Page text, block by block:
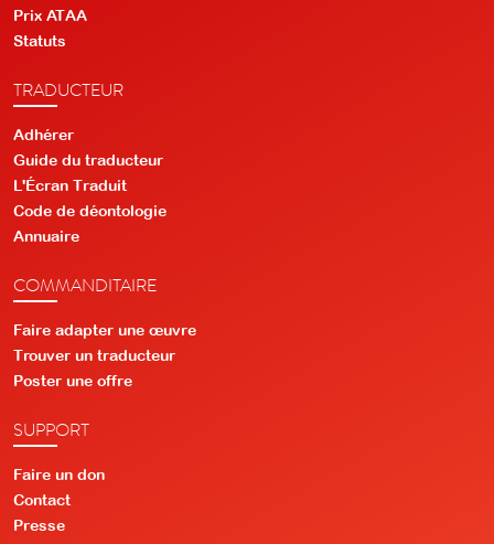
Prix ATAA
Statuts
TRADUCTEUR
Adhérer
Guide du traducteur
L'Écran Traduit
Code de déontologie
Annuaire
COMMANDITAIRE
Faire adapter une œuvre
Trouver un traducteur
Poster une offre
SUPPORT
Faire un don
Contact
Presse